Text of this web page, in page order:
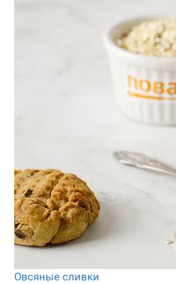
Овсяные сливки